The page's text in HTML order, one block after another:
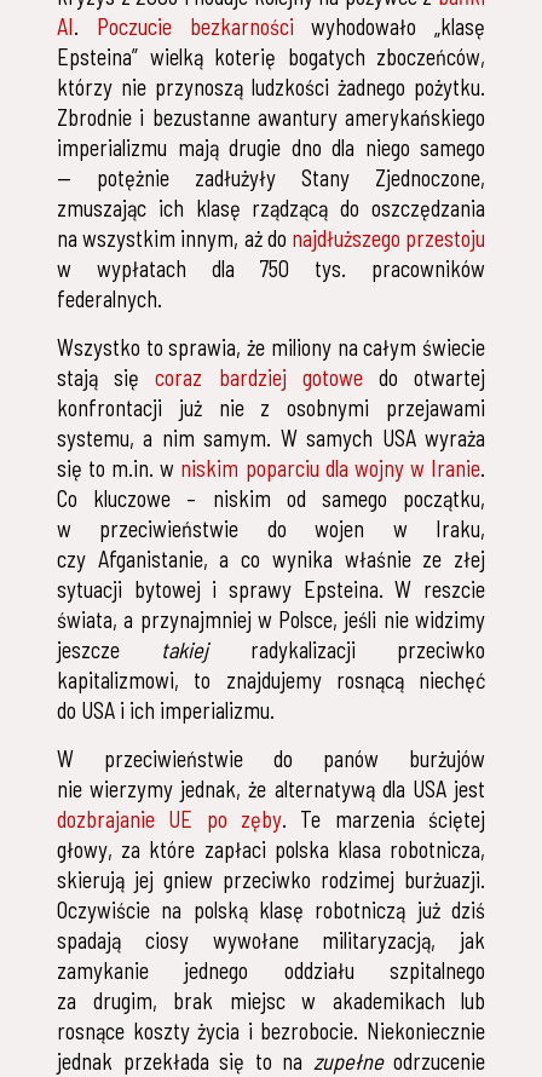
AI. Poczucie bezkarności wyhodowało „klasę
Epsteina” wielką koterię bogatych zboczeńców,
którzy nie przynoszą ludzkości żadnego pożytku.
Zbrodnie i bezustanne awantury amerykańskiego
imperializmu mają drugie dno dla niego samego
— potężnie zadłużyły Stany Zjednoczone,
zmuszając ich klasę rządzącą do oszczędzania
na wszystkim innym, aż do najdłuższego przestoju
w wypłatach dla 750 tys. pracowników
federalnych.
Wszystko to sprawia, że miliony na całym świecie
stają sięcoraz bardziej gotowedo otwartej
konfrontacji już nie z osobnymi przejawami
systemu, a nim samym. W samych USA wyraża
się to m.in. w niskim poparciu dla wojny w Iranie.
Co kluczowe – niskim od samego początku,
w przeciwieństwie do wojen w Iraku,
czy Afganistanie, a co wynika właśnie ze złej
sytuacji bytowej i sprawy Epsteina. W reszcie
świata, a przynajmniej w Polsce, jeśli nie widzimy
jeszcze takiej radykalizacji przeciwko
kapitalizmowi, to znajdujemy rosnącą niechęć
do USA i ich imperializmu.
W przeciwieństwie do panów burżujów
nie wierzymy jednak, że alternatywą dla USA jest
dozbrajanie UE po zęby. Te marzenia ściętej
głowy, za które zapłaci polska klasa robotnicza,
skierują jej gniew przeciwko rodzimej burżuazji.
Oczywiście na polską klasę robotniczą już dziś
spadają ciosy wywołane militaryzacją, jak
zamykanie jednego oddziału szpitalnego
za drugim, brak miejsc w akademikach lub
rosnące koszty życia i bezrobocie. Niekoniecznie
jednak przekłada się to na zupełneodrzucenie